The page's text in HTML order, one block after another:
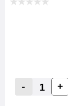
Decrease
- +